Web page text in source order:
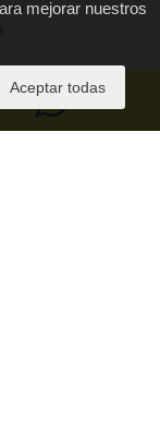
mejorar nuestros
Aceptar todas